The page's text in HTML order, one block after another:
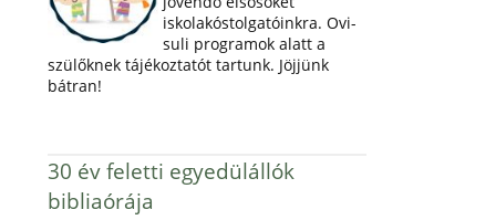
iskolakóstolgatóinkra. Ovi-
suli programok alatt a
szülőknek tájékoztatót tartunk. Jöjjünk
bátran!
30 év feletti egyedülállók
bibliaórája